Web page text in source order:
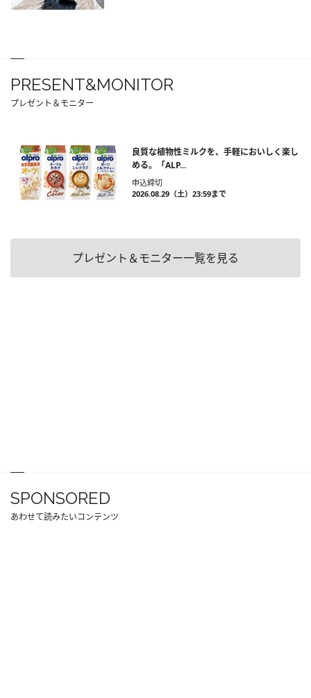
PRESENT&MONITOR
プレゼント＆モニター
良質な植物性ミルクを、手軽においしく楽し
める。「ALP...
申込締切
2026.08.29（土）23:59まで
プレゼント＆モニター一覧を見る
SPONSORED
あわせて読みたいコンテンツ